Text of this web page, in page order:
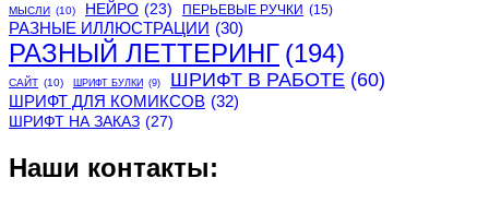
МЫСЛИ (10) НЕЙРО (23) ПЕРЬЕВЫЕ РУЧКИ (15)
РАЗНЫЕ ИЛЛЮСТРАЦИИ (30)
РАЗНЫЙ ЛЕТТЕРИНГ (194)
САЙТ (10) ШРИФТ БУЛКИ (9) ШРИФТ В РАБОТЕ (60)
ШРИФТ ДЛЯ КОМИКСОВ (32)
ШРИФТ НА ЗАКАЗ (27)
Наши контакты: